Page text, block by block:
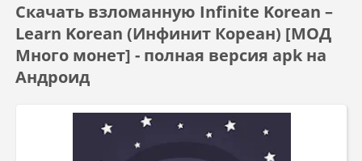
Скачать взломанную Infinite Korean –
Learn Korean (Инфинит Кореан) [МОД
Много монет] - полная версия apk на
Андроид